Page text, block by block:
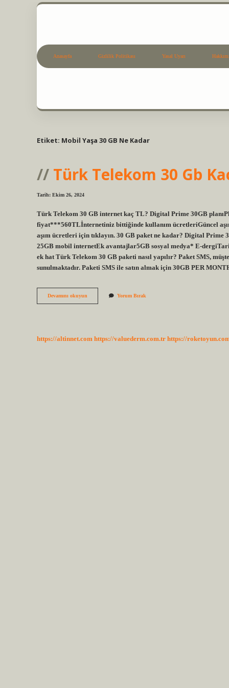
Anasayfa Gizlilik Politikası Yasal Uyarı
Etiket: Mobil Yaşa 30 GB Ne Kadar
Türk Telekom 30 Gb
Tarih: Ekim 26, 2024
Türk Telekom 30 GB internet kaç TL? Digital Prime 30GB
fiyat***560TLİnternetiniz bittiğinde kullanım ücretleriGüncel
aşım ücretleri için tıklayın. 30 GB paket ne kadar? Digital
25GB mobil internetEk avantajlar5GB sosyal medya* E-
ek hat Türk Telekom 30 GB paketi nasıl yapılır? Paket SMS,
sunulmaktadır. Paketi SMS ile satın almak için 30GB PER
Devamını okuyun
Telekom
Yorum Bırak
https://altinnet.com https://valuederm.com.tr https://